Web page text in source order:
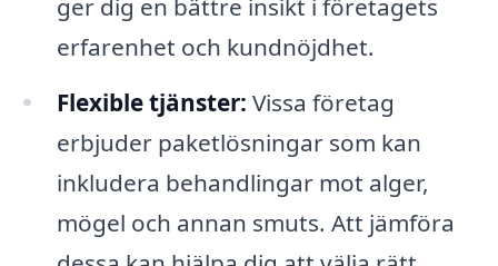
ger dig en bättre insikt i företagets
erfarenhet och kundnöjdhet.
Flexible tjänster: Vissa företag
erbjuder paketlösningar som kan
inkludera behandlingar mot alger,
mögel och annan smuts. Att jämföra